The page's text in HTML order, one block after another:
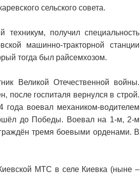
сельского совета.
техникум, получил специальность
машинно-тракторной станции
тогда был райсемхозом.
Великой Отечественной войны.
после госпиталя вернулся в строй.
воевал механиком-водителем
до Победы. Воевал на 1-м, 2-м
тремя боевыми орденами. В
МТС в селе Киевка (ныне –